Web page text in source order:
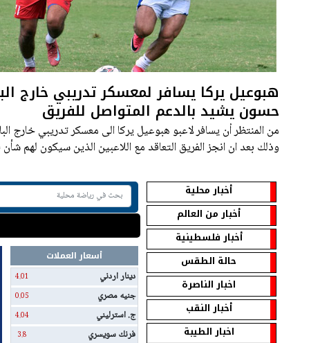
هبوعيل يركا يسافر لمعسكر تدريبي خارج
حسون يشيد بالدعم المتواصل للفريق
من المنتظر أن يسافر لاعبو هبوعيل يركا الى معسكر تدريبي خارج
وذلك بعد ان انجز الفريق التعاقد مع اللاعبين الذين سيكون لهم
أخبار محلية
أخبار من العالم
أخبار فلسطينية
حالة الطقس
اخبار الناصرة
أخبار النقب
اخبار الطيبة
أسعار العملات
دينار اردني
4.01
جنيه مصري 0.05
ج. استرليني 4.04
فرنك سويسري 3.8